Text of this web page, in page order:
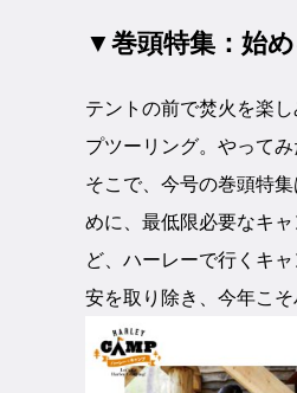
▼巻頭特集：始
テントの前で焚火を楽
プツーリング。やって
そこで、今号の巻頭特
めに、最低限必要なキ
ど、ハーレーで行くキ
安を取り除き、今年こ